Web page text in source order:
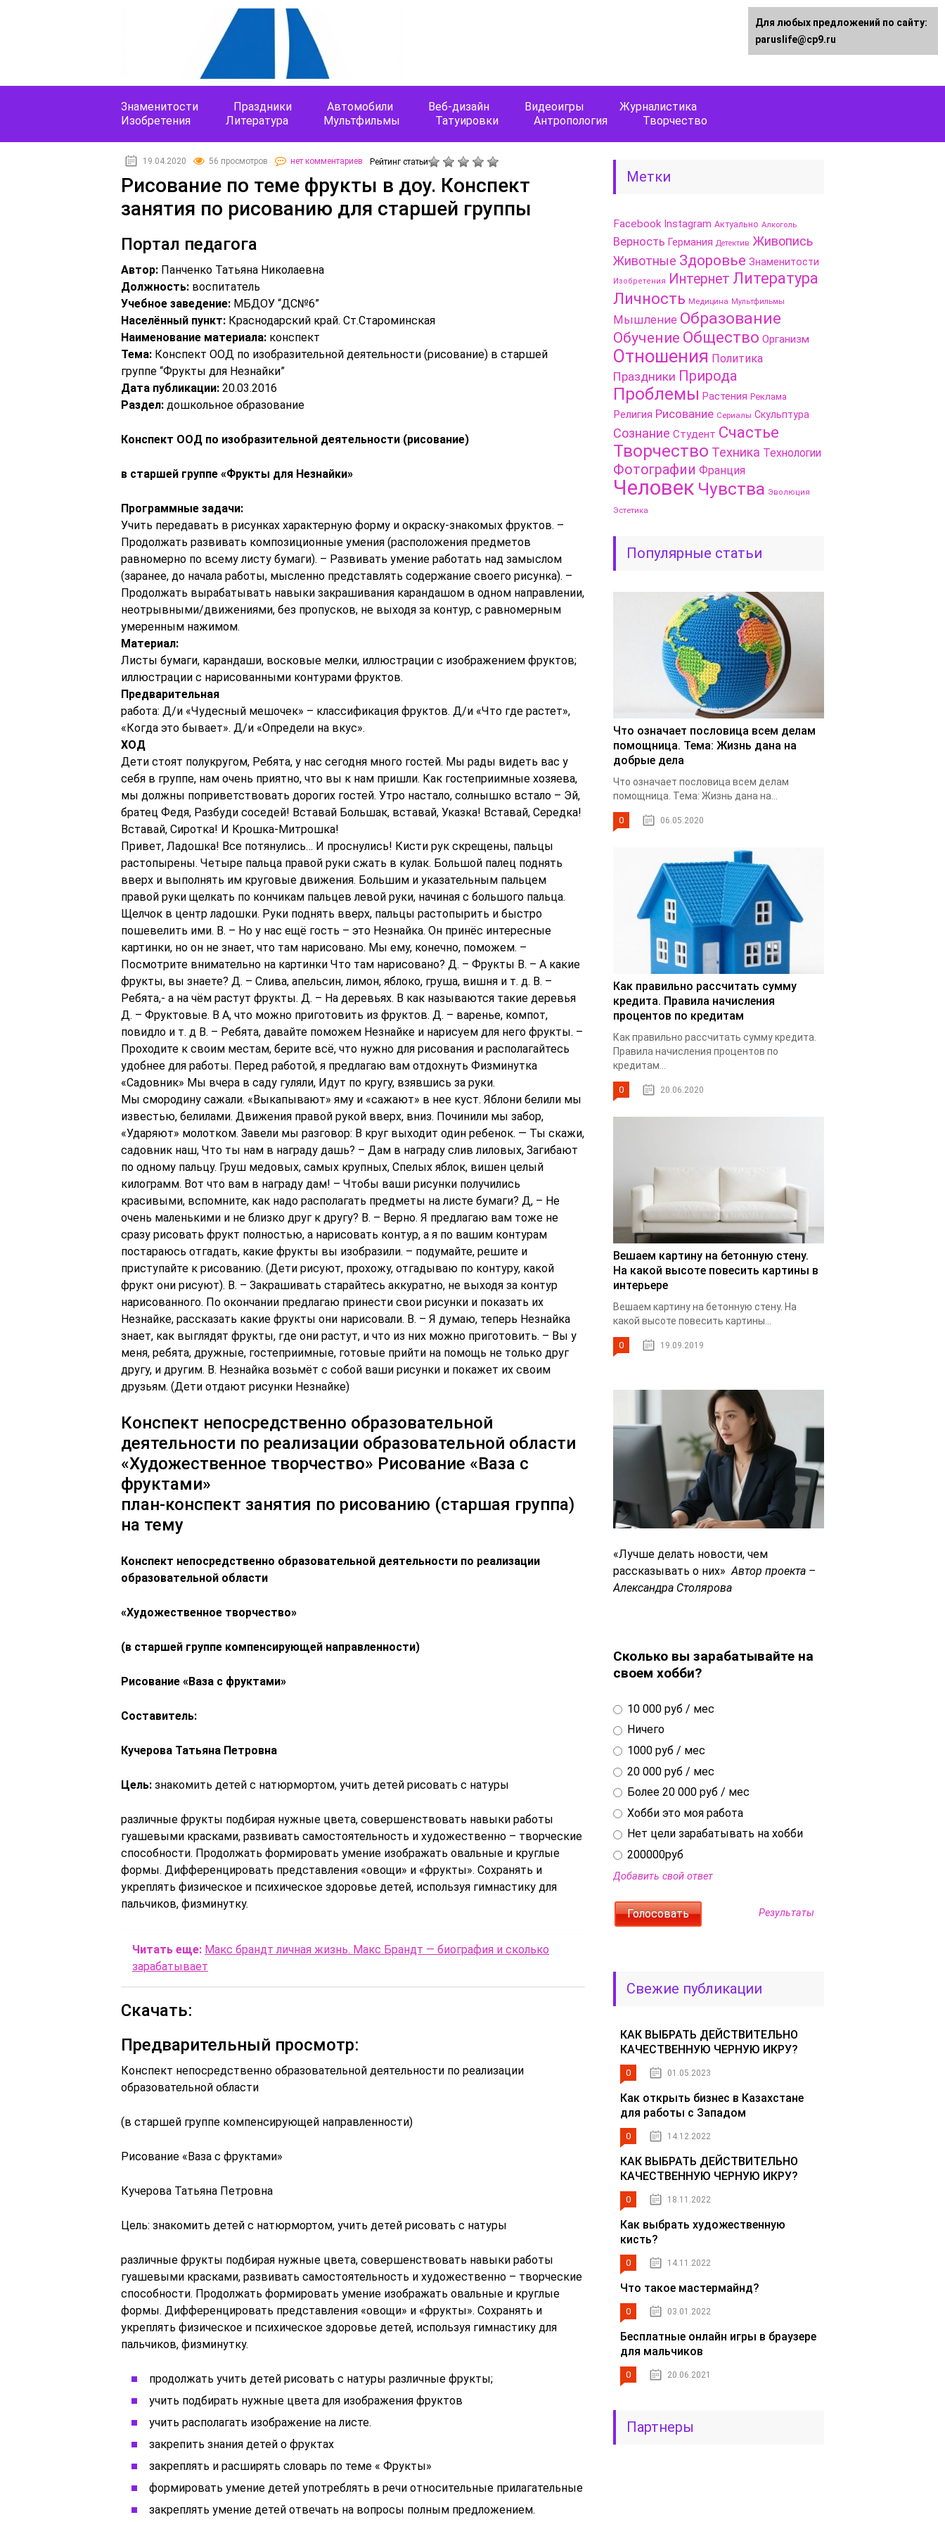
Знаменитости Праздники Автомобили Веб-дизайн Видеоигры
Журналистика
Изобретения
Литература Мультфильмы Татуировки Антропология Творчество
19.04.2020 56 просмотров нет комментариев Рейтинг статьи
Рисование по теме фрукты в доу. Конспект
занятия по рисованию для старшей группы
Портал педагога
Автор: Панченко Татьяна Николаевна
Должность: воспитатель
Учебное заведение: МБДОУ “ДС№6”
Населённый пункт: Краснодарский край. Ст.Староминская
Наименование материала: конспект
Тема: Конспект ООД по изобразительной деятельности (рисование) в старшей
группе “Фрукты для Незнайки”
Дата публикации: 20.03.2016
Раздел: дошкольное образование
Конспект ООД по изобразительной деятельности (рисование)
в старшей группе «Фрукты для Незнайки»
Программные задачи:
Учить передавать в рисунках характерную форму и окраску-знакомых фруктов. –
Продолжать развивать композиционные умения (расположения предметов
равномерно по всему листу бумаги). – Развивать умение работать над замыслом
(заранее, до начала работы, мысленно представлять содержание своего рисунка). –
Продолжать вырабатывать навыки закрашивания карандашом в одном направлении,
неотрывными/движениями, без пропусков, не выходя за контур, с равномерным
умеренным нажимом.
Материал:
Листы бумаги, карандаши, восковые мелки, иллюстрации с изображением фруктов;
иллюстрации с нарисованными контурами фруктов.
Предварительная
работа: Д/и «Чудесный мешочек» – классификация фруктов. Д/и «Что где растет»,
«Когда это бывает». Д/и «Определи на вкус».
ХОД
Дети стоят полукругом, Ребята, у нас сегодня много гостей. Мы рады видеть вас у
себя в группе, нам очень приятно, что вы к нам пришли. Как гостеприимные хозяева,
мы должны поприветствовать дорогих гостей. Утро настало, солнышко встало – Эй,
братец Федя, Разбуди соседей! Вставай Большак, вставай, Указка! Вставай, Середка!
Вставай, Сиротка! И Крошка-Митрошка!
Привет, Ладошка! Все потянулись… И проснулись! Кисти рук скрещены, пальцы
растопырены. Четыре пальца правой руки сжать в кулак. Большой палец поднять
вверх и выполнять им круговые движения. Большим и указательным пальцем
правой руки щелкать по кончикам пальцев левой руки, начиная с большого пальца.
Щелчок в центр ладошки. Руки поднять вверх, пальцы растопырить и быстро
пошевелить ими. В. – Но у нас ещё гость – это Незнайка. Он принёс интересные
картинки, но он не знает, что там нарисовано. Мы ему, конечно, поможем. –
Посмотрите внимательно на картинки Что там нарисовано? Д. – Фрукты В. – А какие
фрукты, вы знаете? Д. – Слива, апельсин, лимон, яблоко, груша, вишня и т. д. В. –
Ребята,- а на чём растут фрукты. Д. – На деревьях. В как называются такие деревья
Д. – Фруктовые. В А, что можно приготовить из фруктов. Д. – варенье, компот,
повидло и т. д В. – Ребята, давайте поможем Незнайке и нарисуем для него фрукты. –
Проходите к своим местам, берите всё, что нужно для рисования и располагайтесь
удобнее для работы. Перед работой, я предлагаю вам отдохнуть Физминутка
«Садовник» Мы вчера в саду гуляли, Идут по кругу, взявшись за руки.
Мы смородину сажали. «Выкапывают» яму и «сажают» в нее куст. Яблони белили мы
известью, белилами. Движения правой рукой вверх, вниз. Починили мы забор,
«Ударяют» молотком. Завели мы разговор: В круг выходит один ребенок. — Ты скажи,
садовник наш, Что ты нам в награду дашь? – Дам в награду слив лиловых, Загибают
по одному пальцу. Груш медовых, самых крупных, Спелых яблок, вишен целый
килограмм. Вот что вам в награду дам! – Чтобы ваши рисунки получились
красивыми, вспомните, как надо располагать предметы на листе бумаги? Д, – Не
очень маленькими и не близко друг к другу? В. – Верно. Я предлагаю вам тоже не
сразу рисовать фрукт полностью, а нарисовать контур, а я по вашим контурам
постараюсь отгадать, какие фрукты вы изобразили. – подумайте, решите и
приступайте к рисованию. (Дети рисуют, прохожу, отгадываю по контуру, какой
фрукт они рисуют). В. – Закрашивать старайтесь аккуратно, не выходя за контур
нарисованного. По окончании предлагаю принести свои рисунки и показать их
Незнайке, рассказать какие фрукты они нарисовали. В. – Я думаю, теперь Незнайка
знает, как выглядят фрукты, где они растут, и что из них можно приготовить. – Вы у
меня, ребята, дружные, гостеприимные, готовые прийти на помощь не только друг
другу, и другим. В. Незнайка возьмёт с собой ваши рисунки и покажет их своим
друзьям. (Дети отдают рисунки Незнайке)
Конспект непосредственно образовательной
деятельности по реализации образовательной области
«Художественное творчество» Рисование «Ваза с
фруктами»
план-конспект занятия по рисованию (старшая группа)
на тему
Конспект непосредственно образовательной деятельности по реализации
образовательной области
«Художественное творчество»
(в старшей группе компенсирующей направленности)
Рисование «Ваза с фруктами»
Составитель:
Кучерова Татьяна Петровна
Цель: знакомить детей с натюрмортом, учить детей рисовать с натуры
различные фрукты подбирая нужные цвета, совершенствовать навыки работы
гуашевыми красками, развивать самостоятельность и художественно – творческие
способности. Продолжать формировать умение изображать овальные и круглые
формы. Дифференцировать представления «овощи» и «фрукты». Сохранять и
укреплять физическое и психическое здоровье детей, используя гимнастику для
пальчиков, физминутку.
Читать еще: Макс брандт личная жизнь. Макс Брандт — биография и сколько
зарабатывает
Скачать:
Предварительный просмотр:
Конспект непосредственно образовательной деятельности по реализации
образовательной области
(в старшей группе компенсирующей направленности)
Рисование «Ваза с фруктами»
Кучерова Татьяна Петровна
Цель: знакомить детей с натюрмортом, учить детей рисовать с натуры
различные фрукты подбирая нужные цвета, совершенствовать навыки работы
гуашевыми красками, развивать самостоятельность и художественно – творческие
способности. Продолжать формировать умение изображать овальные и круглые
формы. Дифференцировать представления «овощи» и «фрукты». Сохранять и
укреплять физическое и психическое здоровье детей, используя гимнастику для
пальчиков, физминутку.
продолжать учить детей рисовать с натуры различные фрукты;
учить подбирать нужные цвета для изображения фруктов
учить располагать изображение на листе.
закрепить знания детей о фруктах
закреплять и расширять словарь по теме « Фрукты»
формировать умение детей употреблять в речи относительные прилагательные
закреплять умение детей отвечать на вопросы полным предложением.
Метки
Facebook Instagram Актуально Алкоголь
Верность Германия Детектив Живопись
Животные Здоровье Знаменитости
Изобретения Интернет Литература
Личность Медицина Мультфильмы
Мышление Образование
Обучение Общество Организм
Отношения Политика
Праздники Природа
Проблемы Растения Реклама
Религия Рисование Сериалы Скульптура
Сознание Студент Счастье
Творчество Техника Технологии
Фотографии Франция
Человек Чувства Эволюция
Эстетика
Популярные статьи
Что означает пословица всем делам
помощница. Тема: Жизнь дана на
добрые дела
Что означает пословица всем делам
помощница. Тема: Жизнь дана на...
0 06.05.2020
Как правильно рассчитать сумму
кредита. Правила начисления
процентов по кредитам
Как правильно рассчитать сумму кредита.
Правила начисления процентов по
кредитам...
0 20.06.2020
Вешаем картину на бетонную стену.
На какой высоте повесить картины в
интерьере
Вешаем картину на бетонную стену. На
какой высоте повесить картины...
0 19.09.2019
«Лучше делать новости, чем
рассказывать о них»Автор проекта –
Александра Столярова
Сколько вы зарабатывайте на
своем хобби?
10 000 руб / мес
Ничего
1000 руб / мес
20 000 руб / мес
Более 20 000 руб / мес
Хобби это моя работа
Нет цели зарабатывать на хобби
200000руб
Добавить свой ответ
Результаты
Свежие публикации
КАК ВЫБРАТЬ ДЕЙСТВИТЕЛЬНО
КАЧЕСТВЕННУЮ ЧЕРНУЮ ИКРУ?
0 01.05.2023
Как открыть бизнес в Казахстане
для работы с Западом
0 14.12.2022
КАК ВЫБРАТЬ ДЕЙСТВИТЕЛЬНО
КАЧЕСТВЕННУЮ ЧЕРНУЮ ИКРУ?
0 18.11.2022
Как выбрать художественную
кисть?
0 14.11.2022
Что такое мастермайнд?
0 03.01.2022
Бесплатные онлайн игры в браузере
для мальчиков
0 20.06.2021
Партнеры
Для любых предложений по сайту:
paruslife@cp9.ru